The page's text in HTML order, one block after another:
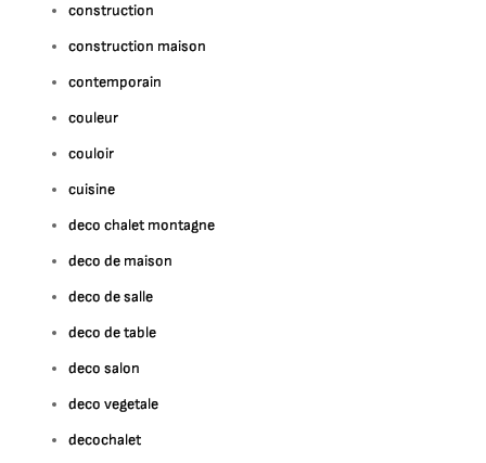
construction
construction maison
contemporain
couleur
couloir
cuisine
deco chalet montagne
deco de maison
deco de salle
deco de table
deco salon
deco vegetale
decochalet